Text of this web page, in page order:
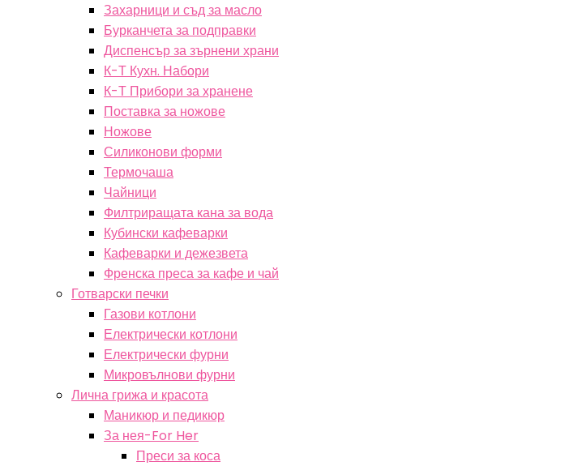
Захарници и съд за масло
Бурканчета за подправки
Диспенсър за зърнени храни
К-Т Кухн. Набори
К-Т Прибори за хранене
Поставка за ножове
Ножове
Силиконови форми
Термочаша
Чайници
Филтриращата кана за вода
Кубински кафеварки
Кафеварки и дежезвета
Френска преса за кафе и чай
Готварски печки
Газови котлони
Електрически котлони
Електрически фурни
Микровълнови фурни
Лична грижа и красота
Маникюр и педикюр
За нея-For Her
Преси за коса